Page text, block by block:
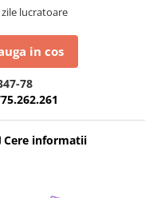
zile lucratoare
in cos
78
Cere informatii